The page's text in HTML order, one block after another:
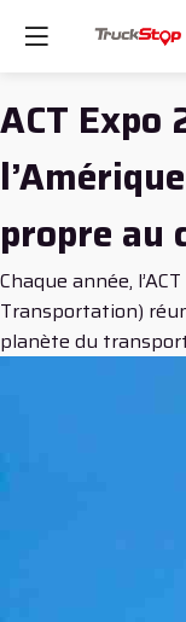
ACT Expo
propre au
Chaque année,
Transportation)
planète du